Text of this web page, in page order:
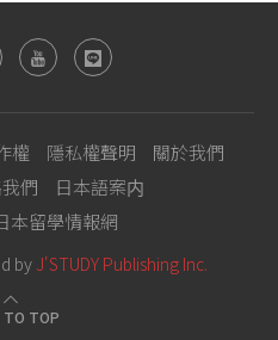
權 隱私權聲明
關於我們
們
日本語案内
本留學情報網
by J'STUDY Publishing Inc.
TO TOP